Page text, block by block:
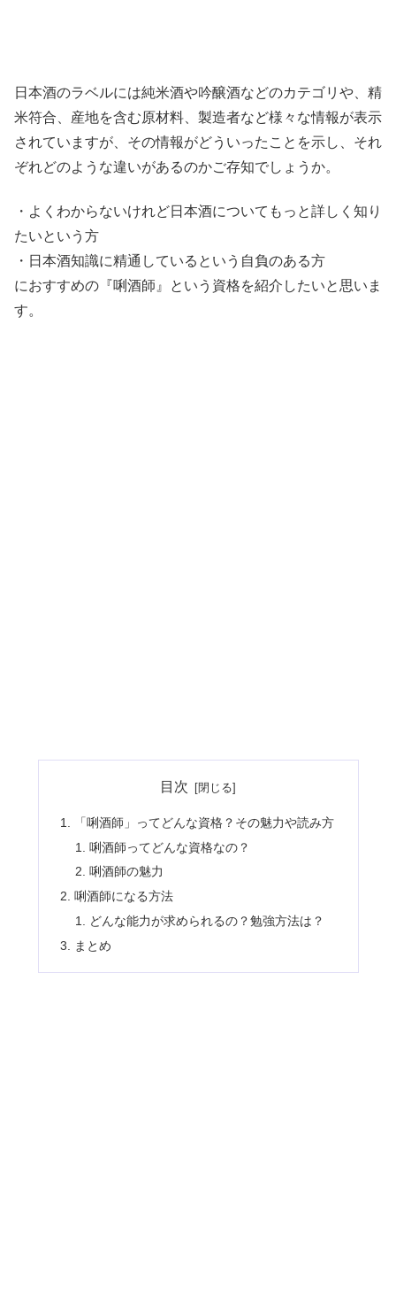
日本酒のラベルには純米酒や吟醸酒などのカテゴリや、精
米符合、産地を含む原材料、製造者など様々な情報が表示
されていますが、その情報がどういったことを示し、それ
ぞれどのような違いがあるのかご存知でしょうか。
・よくわからないけれど日本酒についてもっと詳しく知り
たいという方
・日本酒知識に精通しているという自負のある方
におすすめの『唎酒師』という資格を紹介したいと思いま
す。
目次
「唎酒師」ってどんな資格？その魅力や読み方
唎酒師ってどんな資格なの？
唎酒師の魅力
唎酒師になる方法
どんな能力が求められるの？勉強方法は？
まとめ